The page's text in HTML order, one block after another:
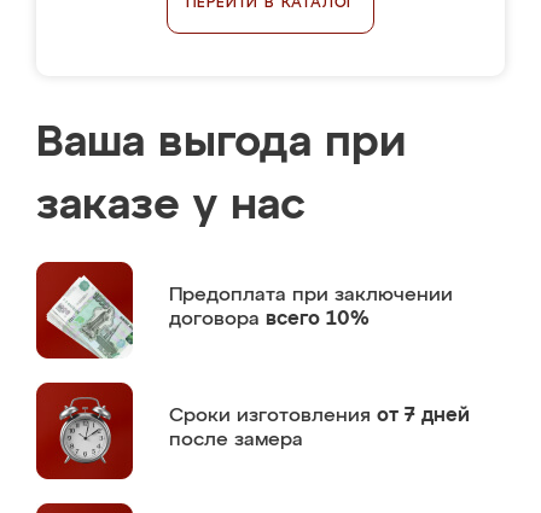
ПЕРЕЙТИ В КАТАЛОГ
Ваша выгода при
заказе у нас
Предоплата при заключении
договора всего 10%
Сроки изготовления от 7 дней
после замера